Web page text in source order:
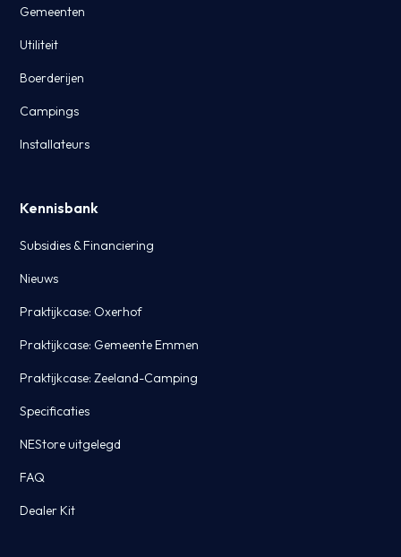
Gemeenten
Utiliteit
Boerderijen
Campings
Installateurs
Kennisbank
Subsidies & Financiering
Nieuws
Praktijkcase: Oxerhof
Praktijkcase: Gemeente Emmen
Praktijkcase: Zeeland-Camping
Specificaties
NEStore uitgelegd
FAQ
Dealer Kit